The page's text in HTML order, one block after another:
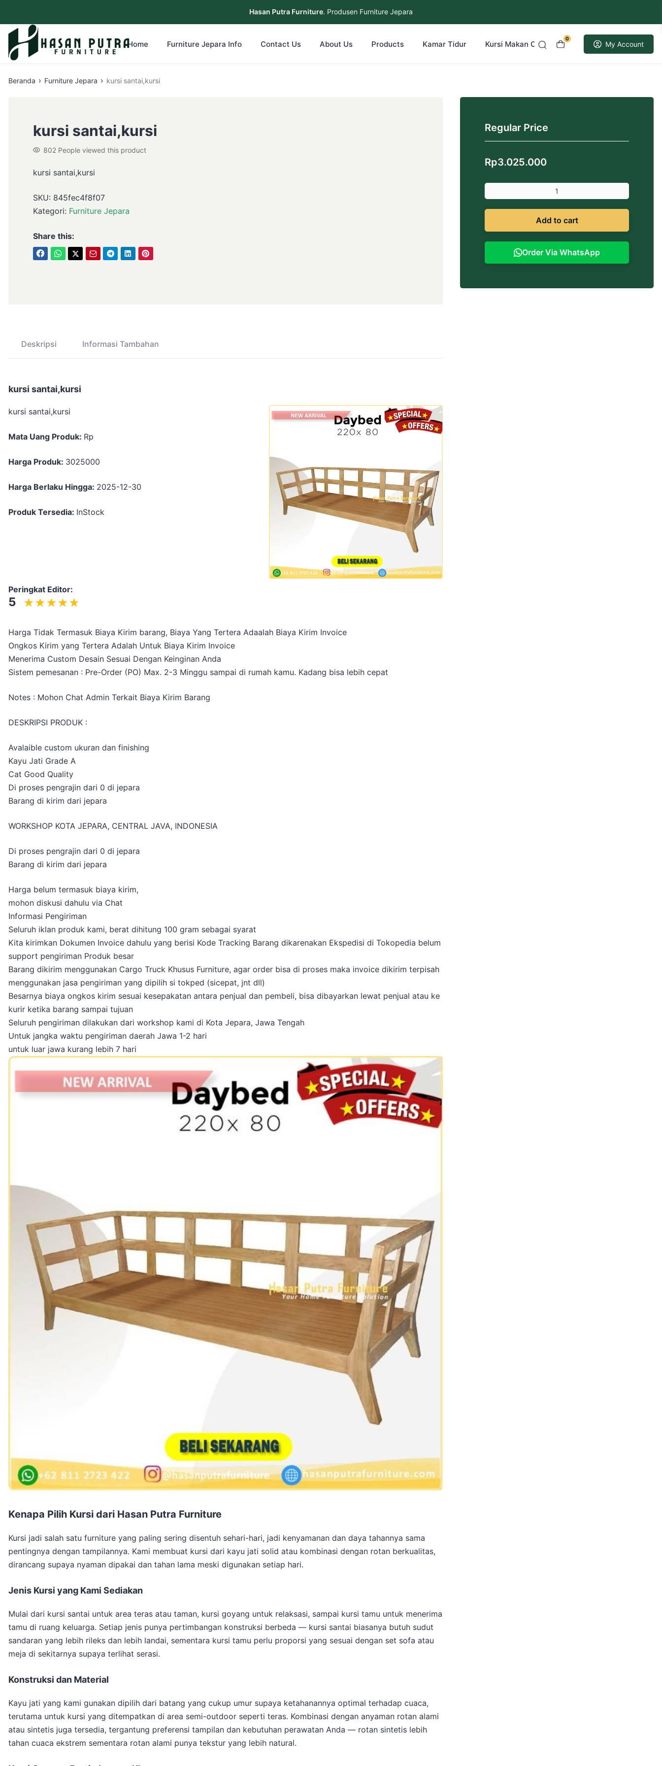
Hasan Putra Furniture. Produsen Furniture Jepara
0
My Account
Home Furniture Jepara Info Contact Us About Us Products Kamar Tidur Kursi Makan Cafe Resto Kusen Pintu Jati
Beranda › Furniture Jepara › kursi santai,kursi
kursi santai,kursi
802 People viewed this product
kursi santai,kursi
SKU: 845fec4f8f07
Kategori: Furniture Jepara
Share this:
Deskripsi Informasi Tambahan
kursi santai,kursi
kursi santai,kursi
Mata Uang Produk: Rp
Harga Produk: 3025000
Harga Berlaku Hingga: 2025-12-30
Produk Tersedia: InStock
Peringkat Editor:
5
Harga Tidak Termasuk Biaya Kirim barang, Biaya Yang Tertera Adaalah Biaya Kirim Invoice
Ongkos Kirim yang Tertera Adalah Untuk Biaya Kirim Invoice
Menerima Custom Desain Sesuai Dengan Keinginan Anda
Sistem pemesanan : Pre-Order (PO) Max. 2-3 Minggu sampai di rumah kamu. Kadang bisa lebih cepat
Notes : Mohon Chat Admin Terkait Biaya Kirim Barang
DESKRIPSI PRODUK :
Avalaible custom ukuran dan finishing
Kayu Jati Grade A
Cat Good Quality
Di proses pengrajin dari 0 di jepara
Barang di kirim dari jepara
WORKSHOP KOTA JEPARA, CENTRAL JAVA, INDONESIA
Di proses pengrajin dari 0 di jepara
Barang di kirim dari jepara
Harga belum termasuk biaya kirim,
mohon diskusi dahulu via Chat
Informasi Pengiriman
Seluruh iklan produk kami, berat dihitung 100 gram sebagai syarat
Kita kirimkan Dokumen Invoice dahulu yang berisi Kode Tracking Barang dikarenakan Ekspedisi di Tokopedia belum
support pengiriman Produk besar
Barang dikirim menggunakan Cargo Truck Khusus Furniture, agar order bisa di proses maka invoice dikirim terpisah
menggunakan jasa pengiriman yang dipilih si tokped (sicepat, jnt dll)
Besarnya biaya ongkos kirim sesuai kesepakatan antara penjual dan pembeli, bisa dibayarkan lewat penjual atau ke
kurir ketika barang sampai tujuan
Seluruh pengiriman dilakukan dari workshop kami di Kota Jepara, Jawa Tengah
Untuk jangka waktu pengiriman daerah Jawa 1-2 hari
untuk luar jawa kurang lebih 7 hari
Kenapa Pilih Kursi dari Hasan Putra Furniture
Kursi jadi salah satu furniture yang paling sering disentuh sehari-hari, jadi kenyamanan dan daya tahannya sama
pentingnya dengan tampilannya. Kami membuat kursi dari kayu jati solid atau kombinasi dengan rotan berkualitas,
dirancang supaya nyaman dipakai dan tahan lama meski digunakan setiap hari.
Jenis Kursi yang Kami Sediakan
Mulai dari kursi santai untuk area teras atau taman, kursi goyang untuk relaksasi, sampai kursi tamu untuk menerima
tamu di ruang keluarga. Setiap jenis punya pertimbangan konstruksi berbeda — kursi santai biasanya butuh sudut
sandaran yang lebih rileks dan lebih landai, sementara kursi tamu perlu proporsi yang sesuai dengan set sofa atau
meja di sekitarnya supaya terlihat serasi.
Konstruksi dan Material
Kayu jati yang kami gunakan dipilih dari batang yang cukup umur supaya ketahanannya optimal terhadap cuaca,
terutama untuk kursi yang ditempatkan di area semi-outdoor seperti teras. Kombinasi dengan anyaman rotan alami
atau sintetis juga tersedia, tergantung preferensi tampilan dan kebutuhan perawatan Anda — rotan sintetis lebih
tahan cuaca ekstrem sementara rotan alami punya tekstur yang lebih natural.
Regular Price
Rp3.025.000
Add to cart
Order Via WhatsApp